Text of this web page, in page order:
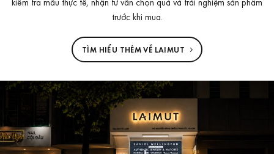
trước khi mua.
TÌM HIỂU THÊM VỀ LAIMUT